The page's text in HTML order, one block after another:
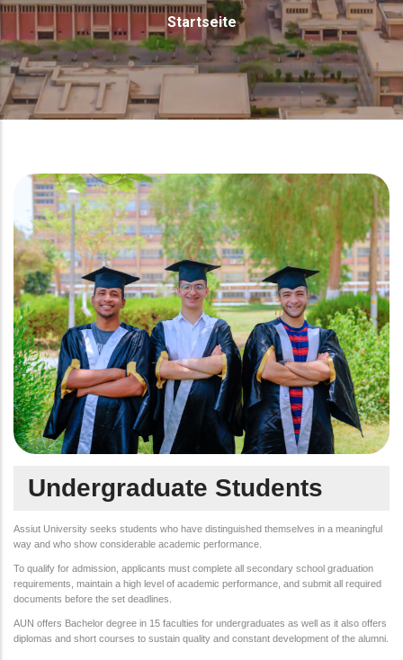
Startseite
Undergraduate Students
Assiut University seeks students who have distinguished themselves in a meaningful
way and who show considerable academic performance.
To qualify for admission, applicants must complete all secondary school graduation
requirements, maintain a high level of academic performance, and submit all required
documents before the set deadlines.
AUN offers Bachelor degree in 15 faculties for undergraduates as well as it also offers
diplomas and short courses to sustain quality and constant development of the alumni.